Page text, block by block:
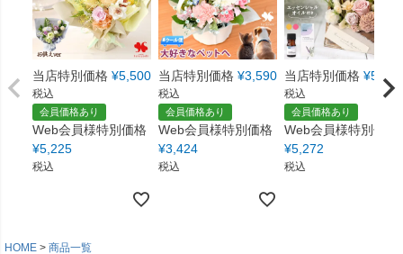
当店特別価格 ¥5,500
税込
会員価格あり
Web会員様特別価格
¥5,225
税込
当店特別価格 ¥3,590
税込
会員価格あり
Web会員様特別価格
¥3,424
税込
当店特別価格 ¥5,550
税込
会員価格あり
Web会員様特別価格
¥5,272
税込
HOME 商品一覧